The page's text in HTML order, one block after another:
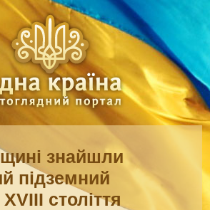
знайшли
підземний
століття